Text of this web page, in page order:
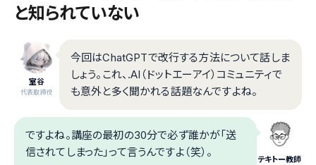
と知られていない
室谷
代表取締役
今回はChatGPTで改行する方法について話しま
しょう。これ、.AI（ドットエーアイ）コミュニティで
も意外と多く聞かれる話題なんですよね。
テキトー教師
ですよね。講座の最初の30分で必ず誰かが「送
信されてしまった」って言うんですよ（笑）。